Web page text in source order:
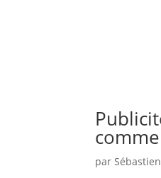
parSébastien